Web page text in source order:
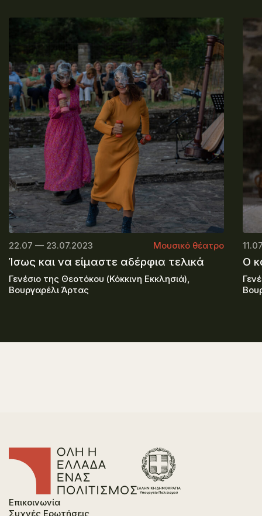
22.07 — 23.07.2023 Μουσικό θέατρο
Ίσως και να είμαστε αδέρφια τελικά
Γενέσιο της Θεοτόκου (Κόκκινη Εκκλησιά),
Βουργαρέλι Άρτας
Ο
Επικοινωνία
Συχνές Ερωτήσεις